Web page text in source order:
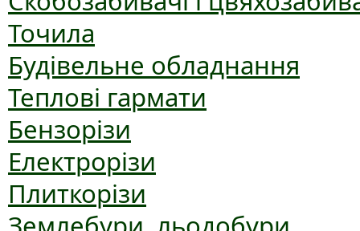
Точила
Будівельне обладнання
Теплові гармати
Бензорізи
Електрорізи
Плиткорізи